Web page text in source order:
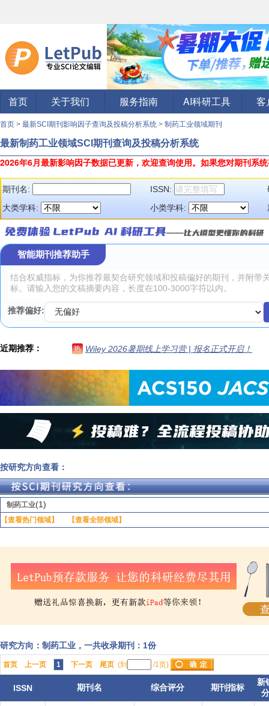
首页 关于我们 服务指南 AI科研工具 客
首页 > 最新SCI期刊影响因子查询及投稿分析系统 > 制药工业领域期刊
最新制药工业领域SCI期刊查询及投稿分析系统
2026年6月最新影响因子数据已更新，欢迎查询使用。 如果您对期刊系
期刊名: ISSN:
大类学科:
小类学科:
智能期刊推荐助手
推荐偏好:
近期推荐： 热 Wiley 2026暑期线上学习营 | 报名正式开启！
按研究方向查看：
制药工业(1)
【查看热门领域】 【查看全部领域】
研究方向：制药工业，一共收录期刊：1份
首页 上一页 1 下一页 尾页 (到 /1页)
ISSN 期刊名 综合评分 期刊指标
新